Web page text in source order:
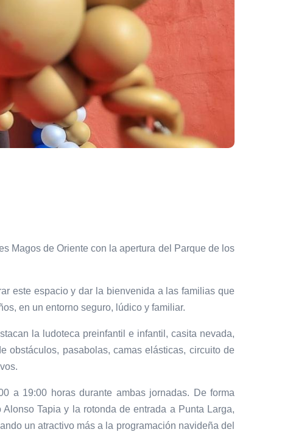
Magos de Oriente con la apertura del Parque de los
este espacio y dar la bienvenida a las familias que
en un entorno seguro, lúdico y familiar.
la ludoteca preinfantil e infantil, casita nevada,
obstáculos, pasabolas, camas elásticas, circuito de
a 19:00 horas durante ambas jornadas. De forma
Tapia y la rotonda de entrada a Punta Larga,
un atractivo más a la programación navideña del